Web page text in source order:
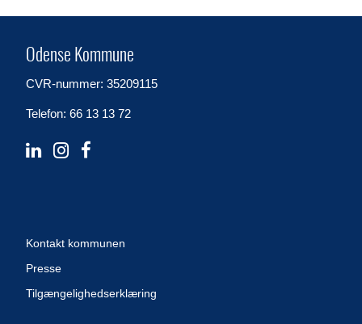
Odense Kommune
CVR-nummer: 35209115
Telefon: 66 13 13 72
Kontakt kommunen
Presse
Tilgængelighedserklæring